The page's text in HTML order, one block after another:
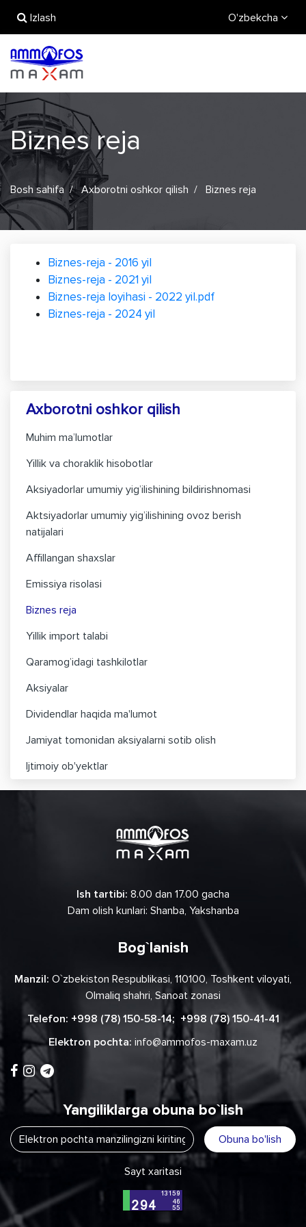
Izlash O'zbekcha
Biznes reja
Bosh sahifa Axborotni oshkor qilish Biznes reja
Biznes-reja - 2016 yil
Biznes-reja - 2021 yil
Biznes-reja loyihasi - 2022 yil.pdf
Biznes-reja - 2024 yil
Axborotni oshkor qilish
Muhim ma’lumotlar
Yillik va choraklik hisobotlar
Aksiyadorlar umumiy yig’ilishining bildirishnomasi
Aktsiyadorlar umumiy yig’ilishining ovoz berish
natijalari
Affillangan shaxslar
Emissiya risolasi
Biznes reja
Yillik import talabi
Qaramog’idagi tashkilotlar
Aksiyalar
Dividendlar haqida ma'lumot
Jamiyat tomonidan aksiyalarni sotib olish
Ijtimoiy ob'yektlar
Ish tartibi: 8.00 dan 17.00 gacha
Dam olish kunlari: Shanba, Yakshanba
Bog`lanish
Manzil: O`zbekiston Respublikasi, 110100, Toshkent viloyati,
Olmaliq shahri, Sanoat zonasi
Telefon: +998 (78) 150-58-14; +998 (78) 150-41-41
Elektron pochta: info@ammofos-maxam.uz
Yangiliklarga obuna bo`lish
Obuna bo'lish
Sayt xaritasi